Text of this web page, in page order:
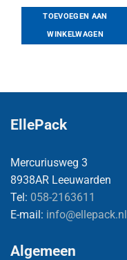
TOEVOEGEN AAN
WINKELWAGEN
EllePack
Mercuriusweg 3
8938AR Leeuwarden
Tel: 058-2163611
E-mail: info@ellepack.nl
Algemeen